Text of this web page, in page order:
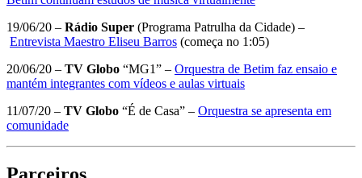
19/06/20 – Rádio Super (Programa Patrulha da Cidade) –
Entrevista Maestro Eliseu Barros (começa no 1:05)
20/06/20 – TV Globo “MG1” – Orquestra de Betim faz ensaio e
mantém integrantes com vídeos e aulas virtuais
11/07/20 – TV Globo “É de Casa” – Orquestra se apresenta em
comunidade